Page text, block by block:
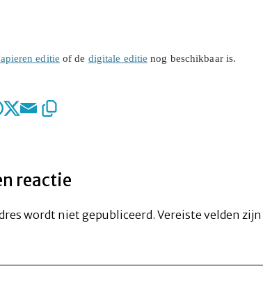
editie of de digitale editie nog beschikbaar is.
reactie
wordt niet gepubliceerd. Vereiste velden